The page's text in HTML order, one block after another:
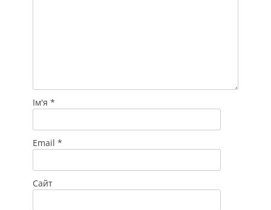
Ім'я *
Email *
Сайт